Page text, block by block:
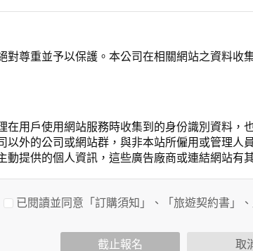
尊重並予以保護。本公司在相關網站之資料收
在用戶使用網站服務時收集到的身份識別資料
以外的公司或網站群，與非本站所僱用或管理
動提供的個人資訊，這些廣告廠商或連結網站
公開個人資料的行為，在非經加密的保護下，亦
已閱讀並同意「訂購須知」、「旅遊契約書」
截止報名 取